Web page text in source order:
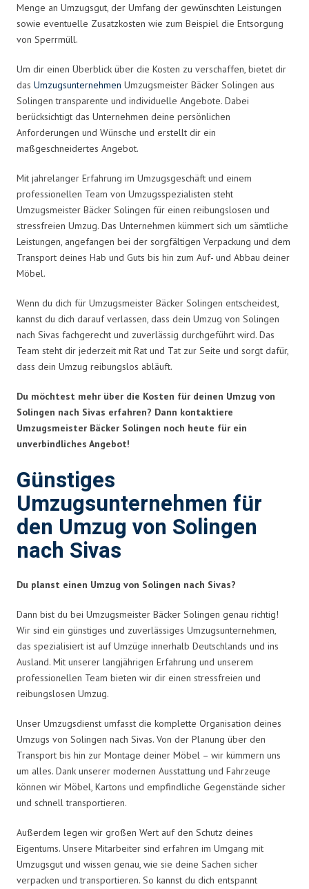
Menge an Umzugsgut, der Umfang der gewünschten Leistungen
sowie eventuelle Zusatzkosten wie zum Beispiel die Entsorgung
von Sperrmüll.
Um dir einen Überblick über die Kosten zu verschaffen, bietet dir
das Umzugsunternehmen Umzugsmeister Bäcker Solingen aus
Solingen transparente und individuelle Angebote. Dabei
berücksichtigt das Unternehmen deine persönlichen
Anforderungen und Wünsche und erstellt dir ein
maßgeschneidertes Angebot.
Mit jahrelanger Erfahrung im Umzugsgeschäft und einem
professionellen Team von Umzugsspezialisten steht
Umzugsmeister Bäcker Solingen für einen reibungslosen und
stressfreien Umzug. Das Unternehmen kümmert sich um sämtliche
Leistungen, angefangen bei der sorgfältigen Verpackung und dem
Transport deines Hab und Guts bis hin zum Auf- und Abbau deiner
Möbel.
Wenn du dich für Umzugsmeister Bäcker Solingen entscheidest,
kannst du dich darauf verlassen, dass dein Umzug von Solingen
nach Sivas fachgerecht und zuverlässig durchgeführt wird. Das
Team steht dir jederzeit mit Rat und Tat zur Seite und sorgt dafür,
dass dein Umzug reibungslos abläuft.
Du möchtest mehr über die Kosten für deinen Umzug von
Solingen nach Sivas erfahren? Dann kontaktiere
Umzugsmeister Bäcker Solingen noch heute für ein
unverbindliches Angebot!
Günstiges
Umzugsunternehmen für
den Umzug von Solingen
nach Sivas
Du planst einen Umzug von Solingen nach Sivas?
Dann bist du bei Umzugsmeister Bäcker Solingen genau richtig!
Wir sind ein günstiges und zuverlässiges Umzugsunternehmen,
das spezialisiert ist auf Umzüge innerhalb Deutschlands und ins
Ausland. Mit unserer langjährigen Erfahrung und unserem
professionellen Team bieten wir dir einen stressfreien und
reibungslosen Umzug.
Unser Umzugsdienst umfasst die komplette Organisation deines
Umzugs von Solingen nach Sivas. Von der Planung über den
Transport bis hin zur Montage deiner Möbel – wir kümmern uns
um alles. Dank unserer modernen Ausstattung und Fahrzeuge
können wir Möbel, Kartons und empfindliche Gegenstände sicher
und schnell transportieren.
Außerdem legen wir großen Wert auf den Schutz deines
Eigentums. Unsere Mitarbeiter sind erfahren im Umgang mit
Umzugsgut und wissen genau, wie sie deine Sachen sicher
verpacken und transportieren. So kannst du dich entspannt